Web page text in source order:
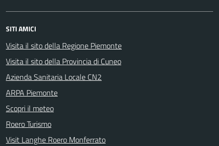
SITI AMICI
Visita il sito della Regione Piemonte
Visita il sito della Provincia di Cuneo
Azienda Sanitaria Locale CN2
ARPA Piemonte
Scopri il meteo
Roero Turismo
Visit Langhe Roero Monferrato